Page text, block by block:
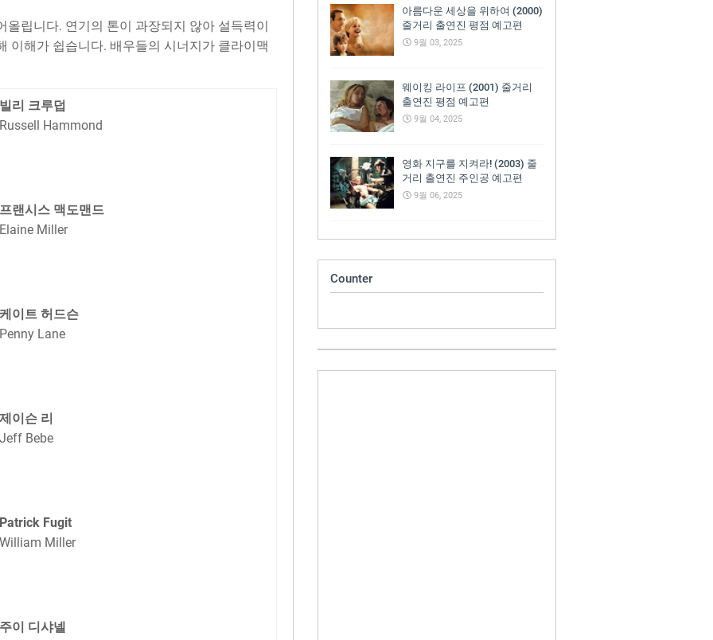
올립니다. 연기의 톤이 과장되지 않아 설득력이
이해가 쉽습니다. 배우들의 시너지가 클라이맥
빌리 크루덥
Russell Hammond
프랜시스 맥도맨드
Elaine Miller
케이트 허드슨
Penny Lane
제이슨 리
Jeff Bebe
Patrick Fugit
William Miller
주이 디샤넬
아름다운 세상을 위하여 (2000)
줄거리 출연진 평점 예고편
9월 03, 2025
웨이킹 라이프 (2001) 줄거리
출연진 평점 예고편
9월 04, 2025
영화 지구를 지켜라! (2003) 줄
거리 출연진 주인공 예고편
9월 06, 2025
Counter